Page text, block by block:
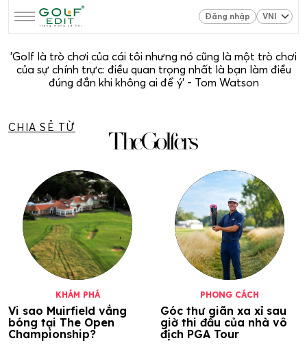
Đăng nhập
'Golf là trò chơi của cái tôi nhưng nó cũng là một trò chơi
của sự chính trực: điều quan trọng nhất là bạn làm điều
đúng đắn khi không ai để ý' - Tom Watson
CHIA SẺ TỪ
KHÁM PHÁ
Vi sao Muirfield vắng
bóng tại The Open
Championship?
PHONG CÁCH
Góc thư giãn xa xỉ sau
giờ thi đấu của nhà vô
địch PGA Tour